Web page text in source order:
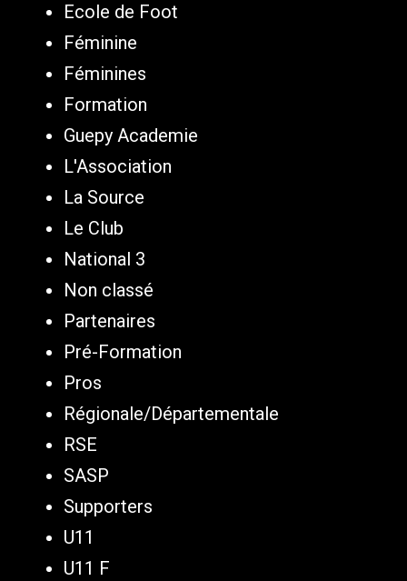
Ecole de Foot
Féminine
Féminines
Formation
Guepy Academie
L'Association
La Source
Le Club
National 3
Non classé
Partenaires
Pré-Formation
Pros
Régionale/Départementale
RSE
SASP
Supporters
U11
U11 F